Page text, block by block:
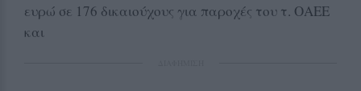
ευρώ σε 176 δικαιούχους για παροχές του τ. ΟΑΕΕ
και